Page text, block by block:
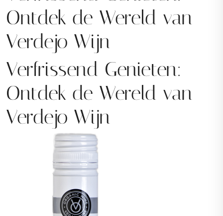
Ontdek de Wereld van
Verdejo Wijn
Verfrissend Genieten:
Ontdek de Wereld van
Verdejo Wijn